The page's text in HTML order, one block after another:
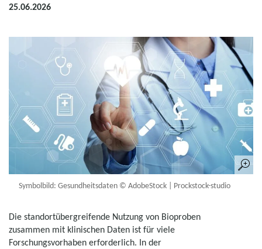
25.06.2026
Symbolbild: Gesundheitsdaten © AdobeStock | Prockstock-studio
Die standortübergreifende Nutzung von Bioproben
zusammen mit klinischen Daten ist für viele
Forschungsvorhaben erforderlich. In der